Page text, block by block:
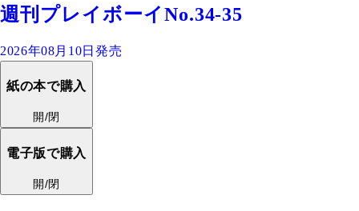
週刊プレイボーイNo.34-35
2026年08月10日発売
紙の本で購入
開/閉
電子版で購入
開/閉